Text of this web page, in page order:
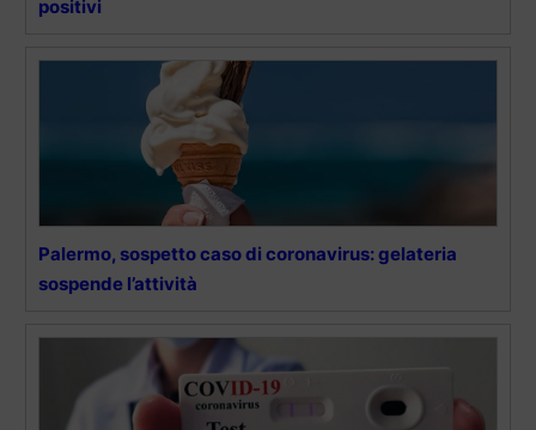
positivi
Palermo, sospetto caso di coronavirus: gelateria
sospende l’attività